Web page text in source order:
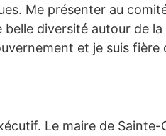
Me présenter au
diversité autour de
et je suis
Le maire de